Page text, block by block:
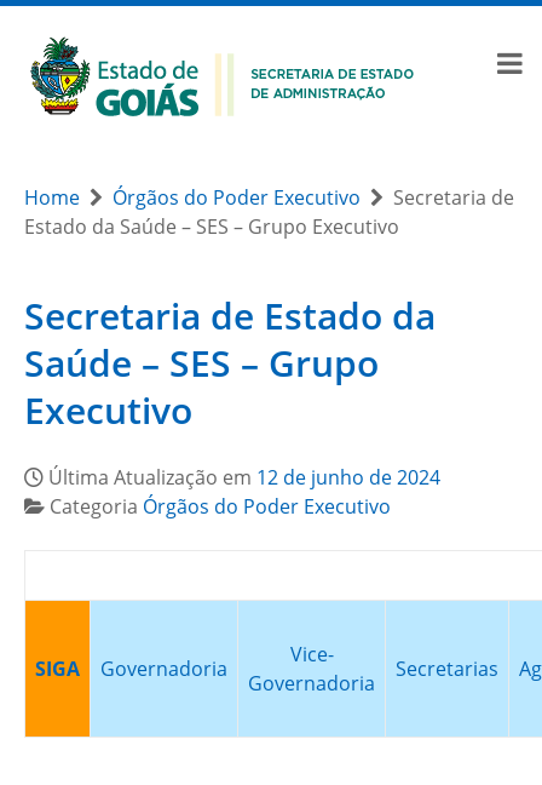
Home Órgãos do Poder Executivo
Secretaria de
Estado da Saúde – SES – Grupo Executivo
Secretaria de Estado da
Saúde – SES – Grupo
Executivo
Última Atualização em 12 de junho de 2024
Categoria Órgãos do Poder Executivo
SIGA Governadoria
Vice-
Governadoria
Secretarias